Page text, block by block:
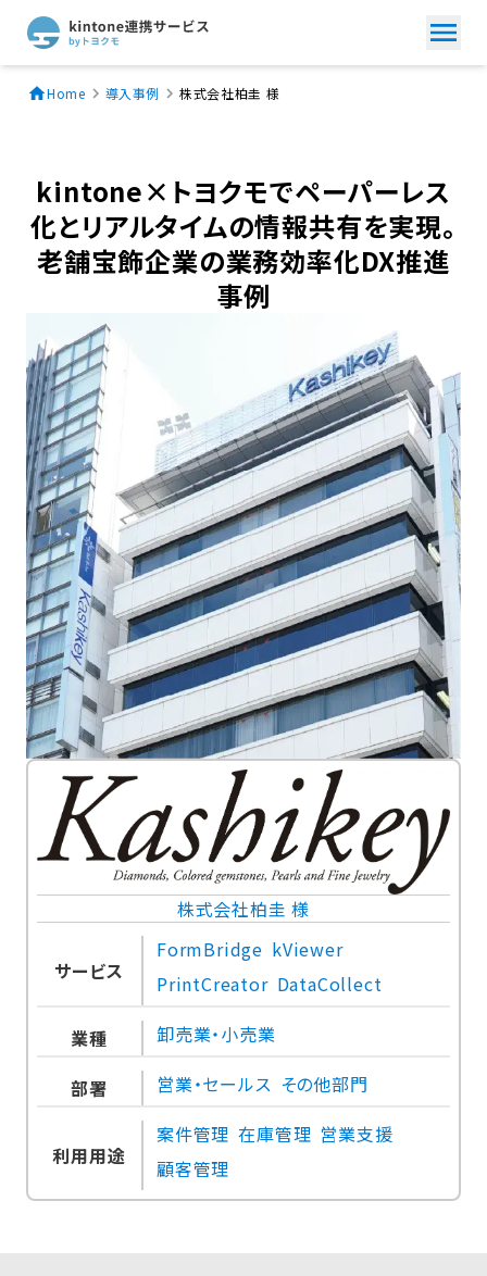
Home 導入事例 株式会社柏圭 様
kintone×トヨクモでペーパーレス
化とリアルタイムの情報共有を実現。
老舗宝飾企業の業務効率化DX推進
事例
株式会社柏圭 様
サービス
FormBridge kViewer
PrintCreator DataCollect
業種 卸売業・小売業
部署 営業・セールス その他部門
利用用途
案件管理 在庫管理 営業支援
顧客管理